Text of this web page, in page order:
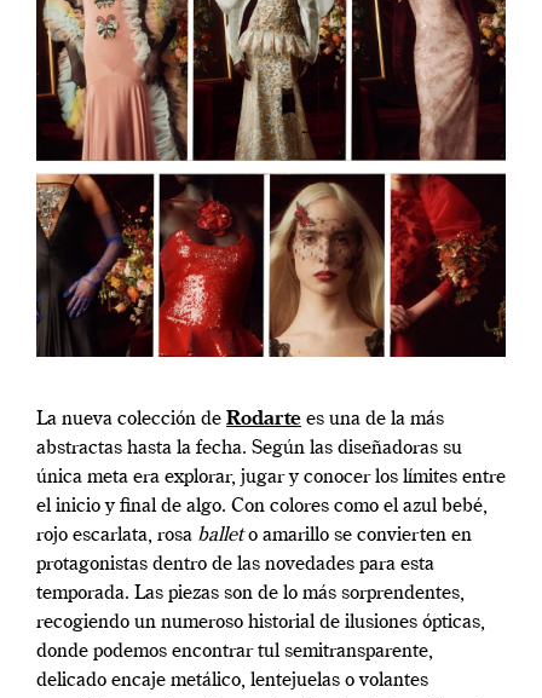
La nueva colección de Rodarte es una de la más
abstractas hasta la fecha. Según las diseñadoras su
única meta era explorar, jugar y conocer los límites entre
el inicio y final de algo. Con colores como el azul bebé,
rojo escarlata, rosa balleto amarillo se convierten en
protagonistas dentro de las novedades para esta
temporada. Las piezas son de lo más sorprendentes,
recogiendo un numeroso historial de ilusiones ópticas,
donde podemos encontrar tul semitransparente,
delicado encaje metálico, lentejuelas o volantes